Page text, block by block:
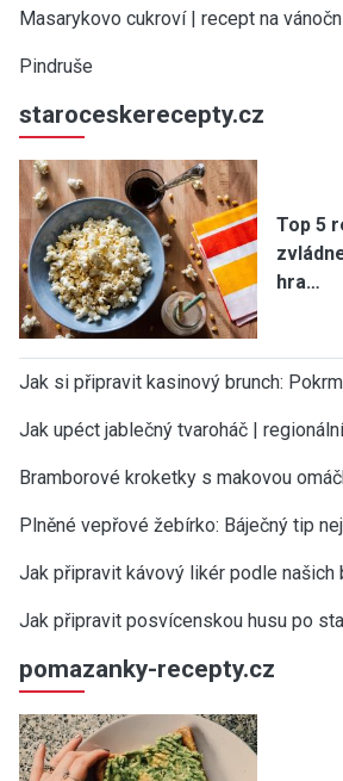
Masarykovo cukroví | recept na
Pindruše
staroceskerecepty.cz
Top 5
hra…
Jak si připravit kasinový brunch:
Jak upéct jablečný tvaroháč |
Bramborové kroketky s makovou
Plněné vepřové žebírko: Báječný tip
Jak připravit kávový likér podle našich
Jak připravit posvícenskou husu po
pomazanky-recepty.cz